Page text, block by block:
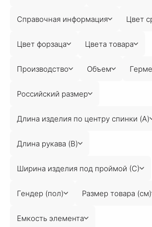
Справочная информация Цвет
Цвет форзаца Цвета товара
Производство Объем
Российский размер
Длина изделия по центру спинки (A)
Длина рукава (B)
Ширина изделия под проймой (С)
Гендер (пол) Размер товара (см)
Емкость элемента